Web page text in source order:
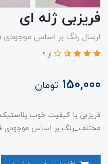
فریزبی ژله ای
ارسال رنگ بر اساس موجودی
از 9
150,000 تومان
فریزبی با کیفیت خوب
مختلف_رنگ بر اساس موجودی